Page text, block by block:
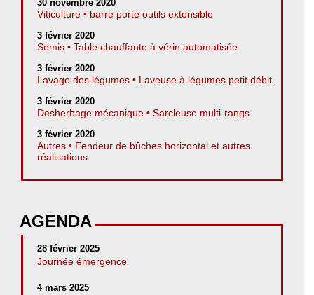
30 novembre 2020
Viticulture • barre porte outils extensible
3 février 2020
Semis • Table chauffante à vérin automatisée
3 février 2020
Lavage des légumes • Laveuse à légumes petit débit
3 février 2020
Desherbage mécanique • Sarcleuse multi-rangs
3 février 2020
Autres • Fendeur de bûches horizontal et autres
réalisations
AGENDA
28 février 2025
Journée émergence
4 mars 2025